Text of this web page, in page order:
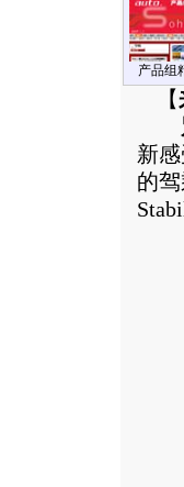
产品组
【
新
的